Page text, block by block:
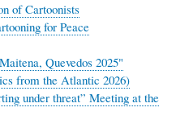
of Cartoonists
for Peace
Quevedos 2025"
from the Atlantic 2026)
under threat” Meeting at the